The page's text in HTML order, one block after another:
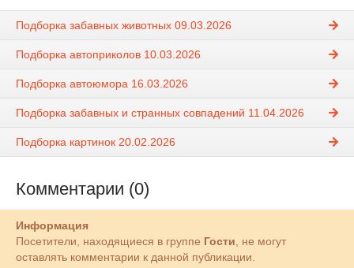
Подборка забавных животных 09.03.2026
Подборка автоприколов 10.03.2026
Подборка автоюмора 16.03.2026
Подборка забавных и странных совпадений 11.04.2026
Подборка картинок 20.02.2026
Комментарии (0)
Информация
Посетители, находящиеся в группе Гости, не могут
оставлять комментарии к данной публикации.